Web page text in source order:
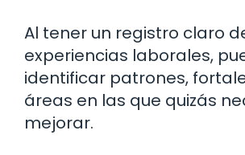
Al tener un registro claro
experiencias laborales,
identificar patrones,
áreas en las que quizás
mejorar.